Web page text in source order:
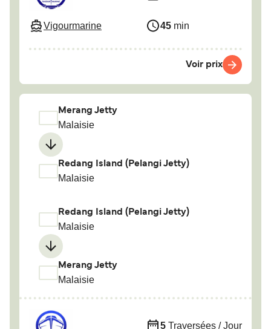
Vigourmarine 45 min
Voir prix
Merang Jetty
Malaisie
Redang Island (Pelangi Jetty)
Malaisie
Redang Island (Pelangi Jetty)
Malaisie
Merang Jetty
Malaisie
5 Traversées / Jour